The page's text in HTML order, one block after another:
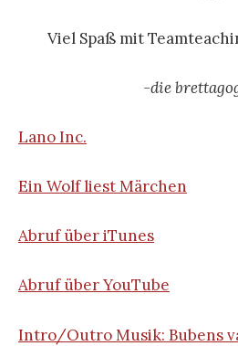
Viel Spaß mit
-die
Lano Inc.
Ein Wolf liest Märchen
Abruf über iTunes
Abruf über YouTube
Intro/Outro Musik: Bubens